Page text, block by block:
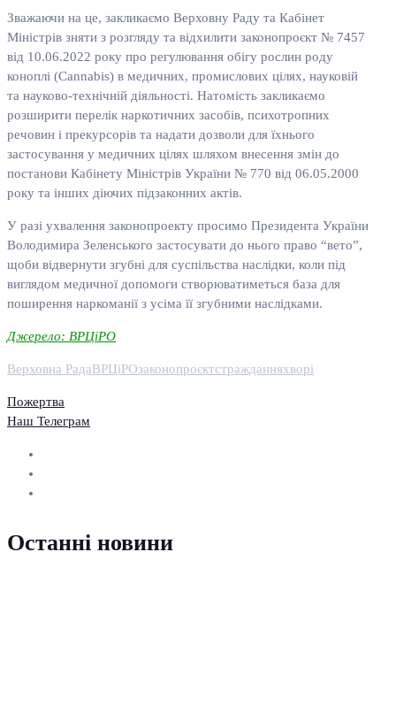
Зважаючи на це, закликаємо Верховну Раду та Кабінет
Міністрів зняти з розгляду та відхилити законопроєкт № 7457
від 10.06.2022 року про регулювання обігу рослин роду
коноплі (Cannabis) в медичних, промислових цілях, науковій
та науково-технічній діяльності. Натомість закликаємо
розширити перелік наркотичних засобів, психотропних
речовин і прекурсорів та надати дозволи для їхнього
застосування у медичних цілях шляхом внесення змін до
постанови Кабінету Міністрів України № 770 від 06.05.2000
року та інших діючих підзаконних актів.
У разі ухвалення законопроекту просимо Президента України
Володимира Зеленського застосувати до нього право “вето”,
щоби відвернути згубні для суспільства наслідки, коли під
виглядом медичної допомоги створюватиметься база для
поширення наркоманії з усіма її згубними наслідками.
Джерело: ВРЦіРО
Верховна РадаВРЦіРОзаконопроєктстражданняхворі
Пожертва
Наш Телеграм
Останні новини